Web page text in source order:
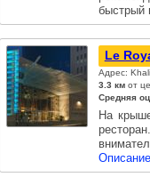
быстрый
Le
Адрес:
3.3 кмот
Средняя
На